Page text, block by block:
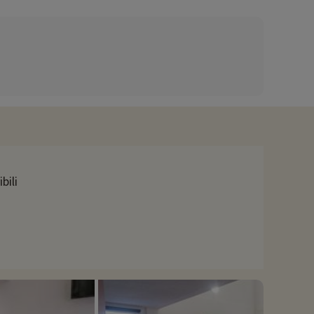
su richiesta, oppure optare per la mezza pensione o la